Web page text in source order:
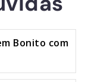
Bonito com